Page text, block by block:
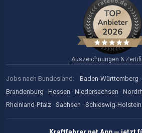
Auszeichnungen &
Jobs nach Bundesland: Baden-Württemberg ·
Brandenburg · Hessen · Niedersachsen ·
Rheinland-Pfalz · Sachsen · Schleswig-Holstein